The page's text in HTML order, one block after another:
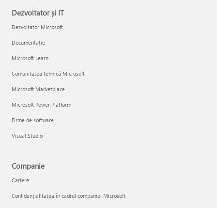
Dezvoltator și IT
Dezvoltator Microsoft
Documentație
Microsoft Learn
Comunitatea tehnică Microsoft
Microsoft Marketplace
Microsoft Power Platform
Firme de software
Visual Studio
Companie
Cariere
Confidențialitatea în cadrul companiei Microsoft